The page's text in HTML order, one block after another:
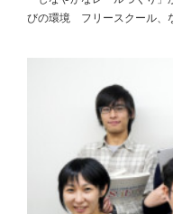
びの環境 フリースクール、